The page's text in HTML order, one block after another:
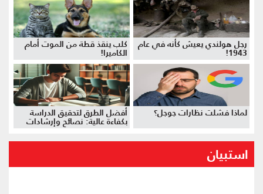
رجل هولندي يعيش كأنه في عام
1943!
كلب ينقذ قطة من الموت أمام
الكاميرا!
لماذا فشلت نظارات جوجل؟ أفضل الطرق لتحقيق الدراسة
بكفاءة عالية: نصائح وإرشادات
استبيان